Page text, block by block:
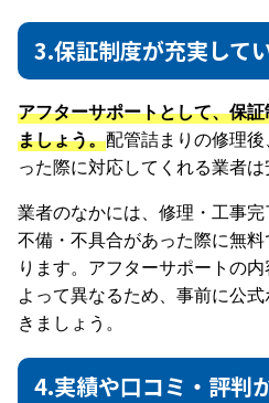
3.保証制度が充実して
アフターサポートとして、保
ましょう。配管詰まりの修理
った際に対応してくれる業者は
業者のなかには、修理・工事完
不備・不具合があった際に無
ります。アフターサポートの
よって異なるため、事前に公
きましょう。
4.実績や口コミ・評判